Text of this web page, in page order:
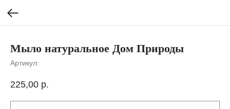
Мыло натуральное Дом Природы
Артикул:
225,00 р.